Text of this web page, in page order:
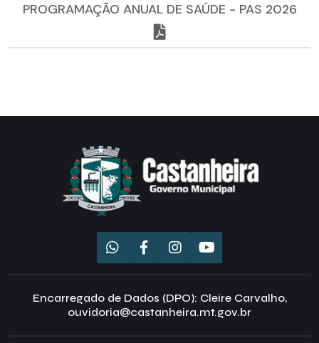
PROGRAMAÇÃO ANUAL DE SAÚDE - PAS 2026
Encarregado de Dados (DPO): Cleire Carvalho,
ouvidoria@castanheira.mt.gov.br